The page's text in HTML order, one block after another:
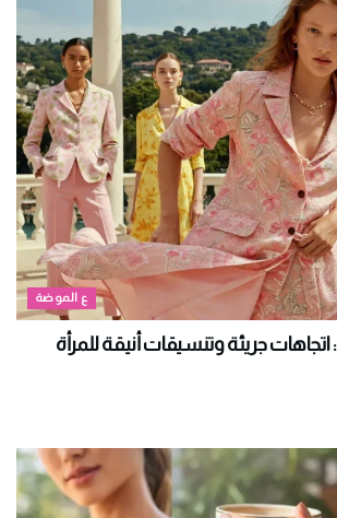
ع الموضة
موضة صيف 2026: اتجاهات جريئة وتنسيقات أنيقة للمرأة